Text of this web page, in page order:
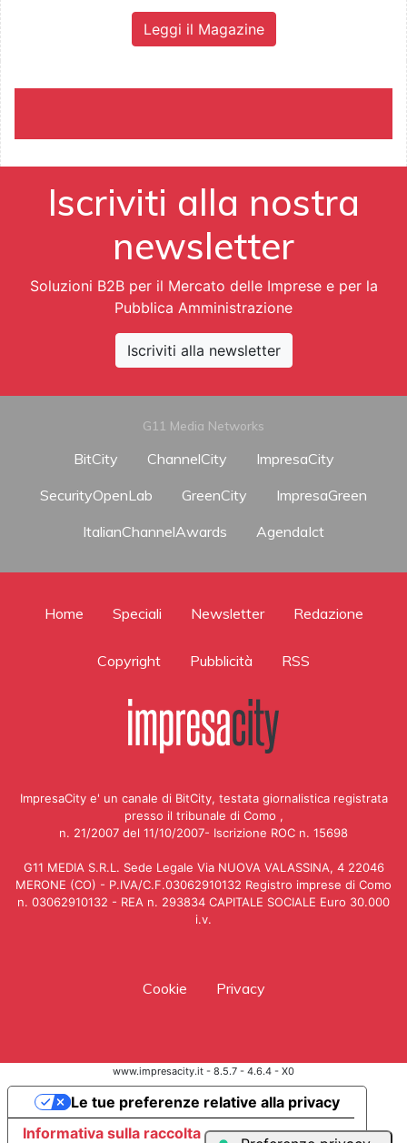
Leggi il Magazine
Iscriviti alla nostra
newsletter
Soluzioni B2B per il Mercato delle Imprese e per la
Pubblica Amministrazione
Iscriviti alla newsletter
G11 Media Networks
BitCity ChannelCity
ImpresaCity
SecurityOpenLab
GreenCity
ImpresaGreen
ItalianChannelAwards
AgendaIct
Home Speciali Newsletter Redazione
Copyright Pubblicità RSS
ImpresaCity e' un canale di BitCity, testata giornalistica registrata
presso il tribunale di Como ,
n. 21/2007 del 11/10/2007- Iscrizione ROC n. 15698
G11 MEDIA S.R.L. Sede Legale Via NUOVA VALASSINA, 4 22046
MERONE (CO) - P.IVA/C.F.03062910132 Registro imprese di Como
n. 03062910132 - REA n. 293834 CAPITALE SOCIALE Euro 30.000
i.v.
Cookie Privacy
www.impresacity.it - 8.5.7 - 4.6.4 - X0
Informativa sulla raccolta
Le tue preferenze relative alla privacy